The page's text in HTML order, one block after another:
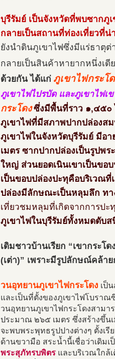
บุรีรัมย์ เป็นจังหวัดที่พบซากภู
กลายเป็นสถานที่ท่องเที่ยวที่น่
ยังนำดินภูเขาไฟซึ่งมีแร่ธาตุ
กลายเป็นสินค้าหายากหนึ่งเดี
ด้วยกัน ได้แก่ ภูเขาไฟกระโ
ภูเขาไฟไปรบัด และภูเขาไฟเ
กระโดง ซึ่งมีพื้นที่ราว ๑,๔๕๐
ภูเขาไฟที่มีสภาพปากปล่องส
ภูเขาไฟในจังหวัดบุรีรัมย์ มีอ
เมตร ซากปากปล่องเป็นรูปพร
ใหญ่ ส่วนยอดเนินเขาเป็นขอ
เป็นขอบปล่องปะทุคือบริเวณ
ปล่องมีลักษณะเป็นหลุมลึก ทา
เที่ยวชมหลุมที่เกิดจากการปะ
ภูเขาไฟในบุรีรัมย์ทั้งหมดดับ
เดิมชาวบ้านเรียก “เขากระโ
(เต่า)” เพราะมีรูปลักษณ์คล้าย
วนอุทยานภูเขาไฟกระโดง เป็
และเป็นที่ตั้งของภูเขาไฟโบราณ
วนอุทยานภูเขาไฟกระโดงสามา
ประมาณ ๒๖๕ เมตร ซึ่งสร้างขึ้น
จะพบพระพุทธรูปปางต่างๆ ตั้งเรี
ด้านขวามือ สระน้ำนี้เชื่อว่าเดิม
พระสุภัทรบพิตร และบริเวณใกล้